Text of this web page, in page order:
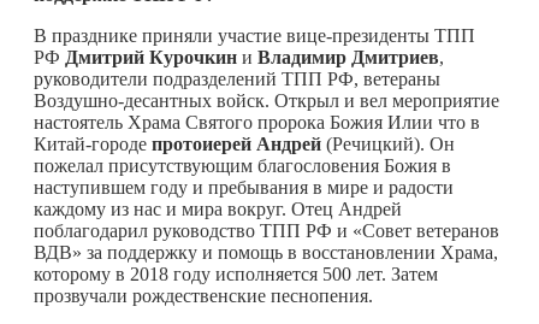
В празднике приняли участие вице-президенты ТПП
РФ Дмитрий Курочкин и Владимир Дмитриев,
руководители подразделений ТПП РФ, ветераны
Воздушно-десантных войск. Открыл и вел мероприятие
настоятель Храма Святого пророка Божия Илии что в
Китай-городе протоиерей Андрей (Речицкий). Он
пожелал присутствующим благословения Божия в
наступившем году и пребывания в мире и радости
каждому из нас и мира вокруг. Отец Андрей
поблагодарил руководство ТПП РФ и «Совет ветеранов
ВДВ» за поддержку и помощь в восстановлении Храма,
которому в 2018 году исполняется 500 лет. Затем
прозвучали рождественские песнопения.